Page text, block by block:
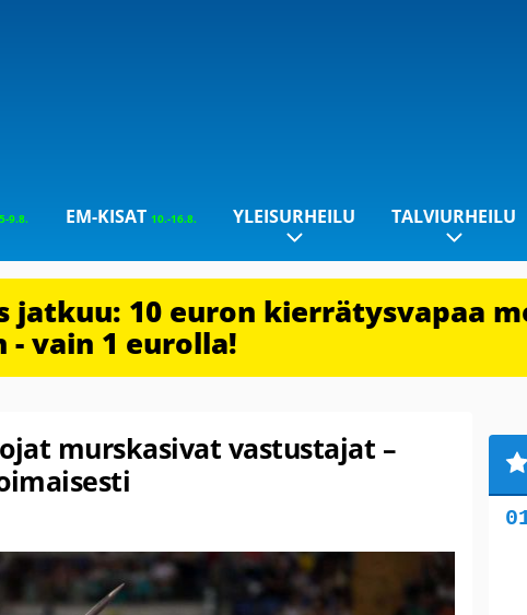
5-9.8. EM-KISAT 10.-16.8. YLEISURHEILU TALVIURHEILU
jatkuu: 10 euron kierrätysvapaa
- vain 1 eurolla!
murskasivat vastustajat –